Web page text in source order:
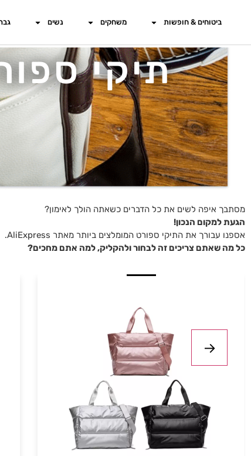
ביטוחים & חופשות משחקים נשים
תיקי
מסתבך איפה לשים את כל הדברים כשאתה הולך לאימון?
הגעת למקום הנכון!
אספנו עבורך את התיקי ספורט המומלצים ביותר מאתר AliExpress.
כל מה שאתם צריכים זה לבחור ולהקליק, למה אתם מחכים?